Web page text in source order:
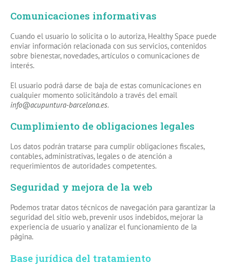
Comunicaciones informativas
Cuando el usuario lo solicita o lo autoriza, Healthy Space puede
enviar información relacionada con sus servicios, contenidos
sobre bienestar, novedades, artículos o comunicaciones de
interés.
El usuario podrá darse de baja de estas comunicaciones en
cualquier momento solicitándolo a través del email
info@acupuntura-barcelona.es.
Cumplimiento de obligaciones legales
Los datos podrán tratarse para cumplir obligaciones fiscales,
contables, administrativas, legales o de atención a
requerimientos de autoridades competentes.
Seguridad y mejora de la web
Podemos tratar datos técnicos de navegación para garantizar la
seguridad del sitio web, prevenir usos indebidos, mejorar la
experiencia de usuario y analizar el funcionamiento de la
página.
Base jurídica del tratamiento